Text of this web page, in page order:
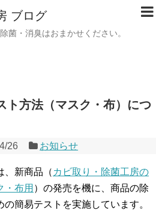
ブログ
菌・消臭はおまかせください。
ト方法（マスク・布）につ
26 お知らせ
、新商品（ カビ取り・除菌工房の
・布用 ）の発売を機に、商品の除
簡易テストを実施しています。